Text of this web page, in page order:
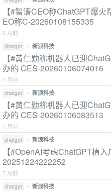
【#智谱CEO称ChatGPT爆
EO称C-20260108155335
6 月前
chatgpt • 新浪科技
【#黄仁勋称机器人已迎
办的 CES-20260106074016
7 月前
chatgpt • 新浪科技
【#黄仁勋称机器人已迎
办的 CES-20260106083513
7 月前
chatgpt • 新浪科技
【#OpenAI考虑ChatGPT植
20251224222252
7 月前
chatgpt • 新浪科技